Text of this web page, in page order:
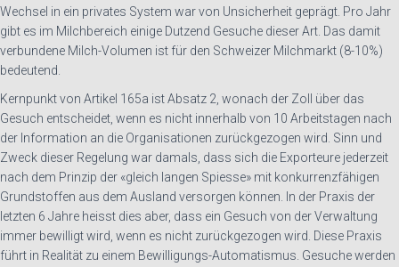
Wechsel in ein privates System war von Unsicherheit geprägt. Pro Jahr
gibt es im Milchbereich einige Dutzend Gesuche dieser Art. Das damit
verbundene Milch-Volumen ist für den Schweizer Milchmarkt (8-10%)
bedeutend.
Kernpunkt von Artikel 165a ist Absatz 2, wonach der Zoll über das
Gesuch entscheidet, wenn es nicht innerhalb von 10 Arbeitstagen nach
der Information an die Organisationen zurückgezogen wird. Sinn und
Zweck dieser Regelung war damals, dass sich die Exporteure jederzeit
nach dem Prinzip der «gleich langen Spiesse» mit konkurrenzfähigen
Grundstoffen aus dem Ausland versorgen können. In der Praxis der
letzten 6 Jahre heisst dies aber, dass ein Gesuch von der Verwaltung
immer bewilligt wird, wenn es nicht zurückgezogen wird. Diese Praxis
führt in Realität zu einem Bewilligungs-Automatismus. Gesuche werden